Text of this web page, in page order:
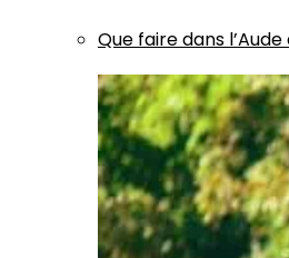
Que faire dans